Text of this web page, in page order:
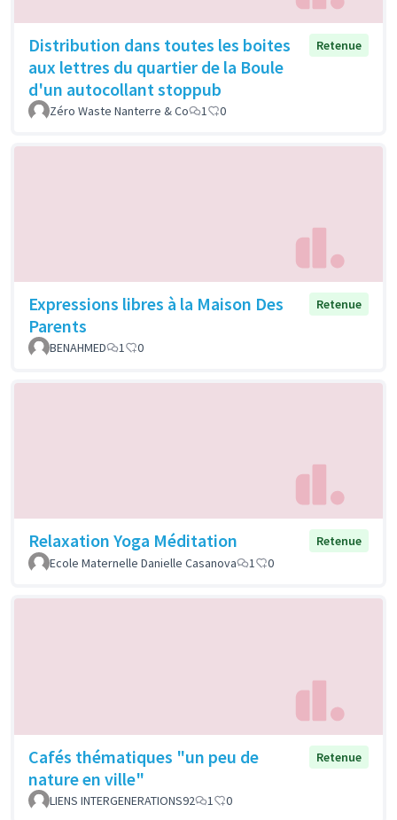
Distribution dans toutes les boites
aux lettres du quartier de la Boule
d'un autocollant stoppub
Retenue
Zéro Waste Nanterre & Co 1 0
Expressions libres à la Maison Des
Parents
Retenue
BENAHMED 1 0
Relaxation Yoga Méditation
Retenue
Ecole Maternelle Danielle Casanova
1 0
Cafés thématiques "un peu de
nature en ville"
Retenue
LIENS INTERGENERATIONS92 1 0